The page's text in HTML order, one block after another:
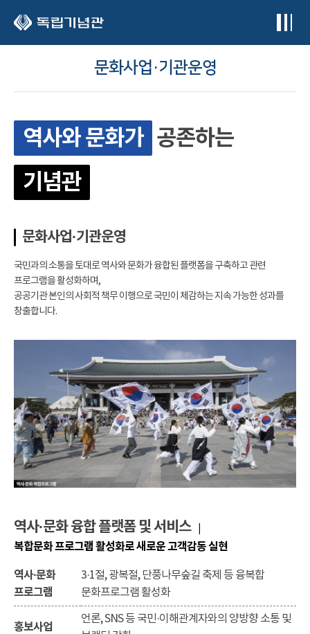
문화사업·기관운영
역사와 문화가 공존하는
기념관
문화사업·기관운영
국민과의 소통을 토대로 역사와 문화가 융합된 플랫폼을 구축하고 관련
프로그램을 활성화하며,
공공기관 본인의 사회적 책무 이행으로 국민이 체감하는 지속 가능한 성과를
창출합니다.
역사·문화 융합 플랫폼 및 서비스
복합문화 프로그램 활성화로 새로운 고객감동 실현
역사·문화
프로그램
3·1절, 광복절, 단풍나무숲길 축제 등 융복합
문화프로그램 활성화
홍보사업
언론, SNS 등 국민·이해관계자와의 양방향 소통 및